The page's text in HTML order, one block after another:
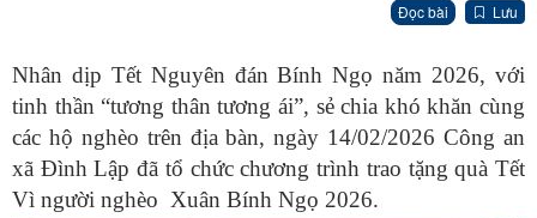
Đọc bài Lưu
Nhân dịp Tết Nguyên đán Bính Ngọ năm 2026, với
tinh thần “tương thân tương ái”, sẻ chia khó khăn cùng
các hộ nghèo trên địa bàn, ngày 14/02/2026 Công an
xã Đình Lập đã tổ chức chương trình trao tặng quà Tết
Vì người nghèo Xuân Bính Ngọ 2026.